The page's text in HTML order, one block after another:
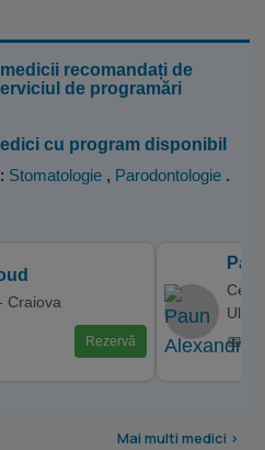
recomandați de
de programări
cu program disponibil
Stomatologie , Parodontologie .
Craiova
Rezervă
📅
Mai multi medici >